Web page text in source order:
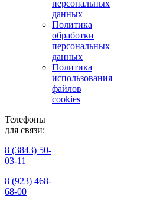
персональных
данных
Политика
обработки
персональных
данных
Политика
использования
файлов
cookies
Телефоны
для связи:
8 (3843) 50-
03-11
8 (923) 468-
68-00